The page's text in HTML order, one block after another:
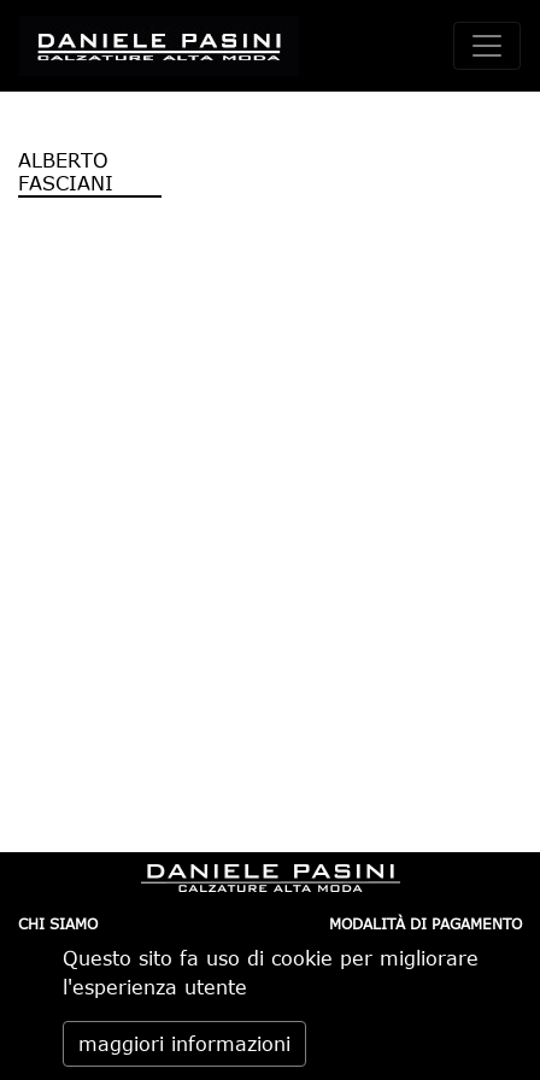
ALBERTO
FASCIANI
CHI SIAMO
CONTATTI
PRIVACY
MODALITÀ DI PAGAMENTO
SPEDIZIONI IN ITALIA
Daniele Pasini via Pietro Minghelli 10, 41058 Vignola (MO) -
Italia tel. 059.776650 — info@danielepasini.com P.IVA
Questo sito fa uso di cookie per migliorare
l'esperienza utente
maggiori informazioni